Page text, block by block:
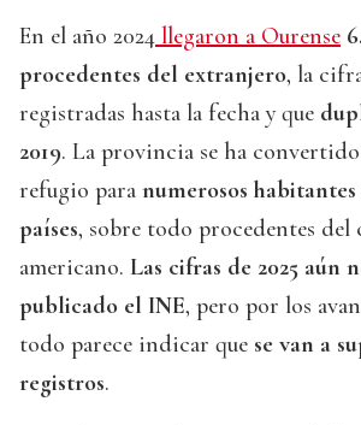
En el año 2024 llegaron a Ourense
procedentes del extranjero, la
registradas hasta la fecha y que
2019. La provincia se ha
refugio para numerosos
países, sobre todo procedentes
americano. Las cifras de 2025 aún
publicado el INE, pero por los
todo parece indicar que se van a
registros.